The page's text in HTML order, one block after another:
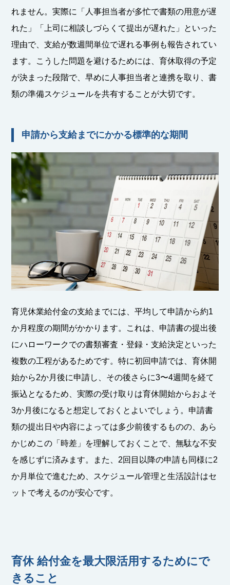
れません。実際に「人事担当者が多忙で書類の用意が遅
れた」「上司に相談しづらくて提出が遅れた」といった
理由で、支給が数週間単位で遅れる事例も報告されてい
ます。こうした問題を避けるためには、育休取得の予定
が決まった段階で、早めに人事担当者と連携を取り、書
類の準備スケジュールを共有することが大切です。
申請から支給までにかかる標準的な期間
育児休業給付金の支給までには、平均して申請から約1
か月程度の期間がかかります。これは、申請書の提出後
にハローワークでの書類審査・登録・支給決定といった
複数の工程があるためです。特に初回申請では、育休開
始から2か月後に申請し、その後さらに3〜4週間を経て
振込となるため、実際の受け取りは育休開始からおよそ
3か月後になると想定しておくとよいでしょう。申請書
類の提出日や内容によっては多少前後するものの、あら
かじめこの「時差」を理解しておくことで、無駄な不安
を感じずに済みます。また、2回目以降の申請も同様に2
か月単位で進むため、スケジュール管理と生活設計はセ
ットで考えるのが安心です。
育休 給付金を最大限活用するためにで
きること